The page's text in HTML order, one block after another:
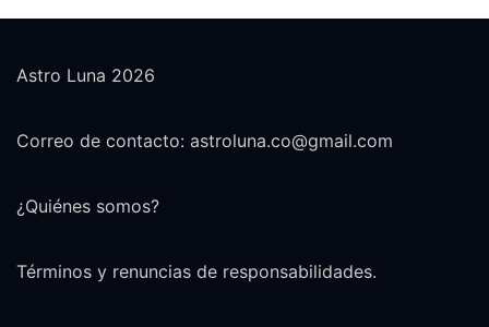
Astro Luna 2026
Correo de contacto: astroluna.co@gmail.com
¿Quiénes somos?
Términos y renuncias de responsabilidades.